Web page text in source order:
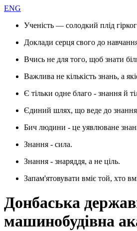
ENG
Ученість — солодкий плід
Доклади серця свого до
Вчись не для того, щоб знати
Важлива не кількість знань, а
Є тільки одне благо - знання й
Єдиний шлях, що веде до знання,
Бич людини - це уявлюване
Знання - сила.
Знання - знаряддя, а не ціль.
Запам'ятовувати вміє той, хто
Донбаська
машинобудівна